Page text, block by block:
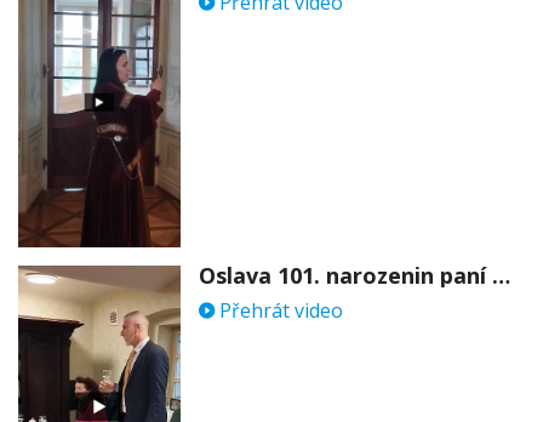
Oslava 101. narozenin paní Věry Skořepové
Přehrát video